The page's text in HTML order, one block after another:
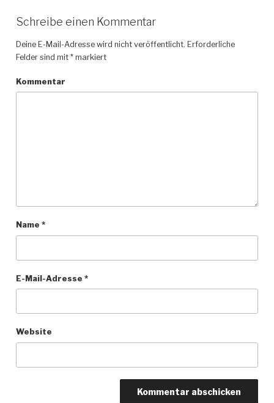
Schreibe einen Kommentar
Deine E-Mail-Adresse wird nicht veröffentlicht. Erforderliche
Felder sind mit *markiert
Kommentar
Name *
E-Mail-Adresse *
Website